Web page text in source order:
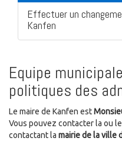
Effectuer un
Kanfen
Equipe
politiques des
Le maire de Kanfen est
Vous pouvez contacter la ou
contactant la mairie de la ville